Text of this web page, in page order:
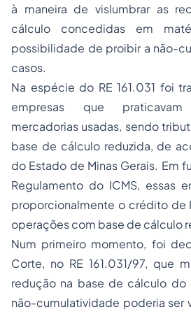
à maneira de vislumbrar as
cálculo concedidas em
possibilidade de proibir a não-
casos.
Na espécie do RE 161.031 foi
empresas que
mercadorias usadas, sendo
base de cálculo reduzida, de
do Estado de Minas Gerais. Em
Regulamento do ICMS, essas
proporcionalmente o crédito de
operações com base de cálculo
Num primeiro momento, foi
Corte, no RE 161.031/97, que
redução na base de cálculo do
não-cumulatividade poderia ser